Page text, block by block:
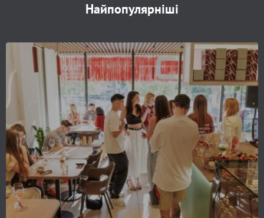
Найпопулярніші